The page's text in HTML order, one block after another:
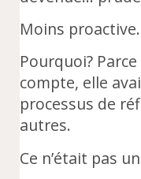
Moins
Pourquoi?
compte, elle
processus de
autres.
Ce n’était pas